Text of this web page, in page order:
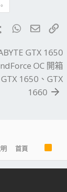
TumblrWhatsApp
電子
GTX 1650
OC 開箱
1650、GTX
1660
首頁
R
S
S